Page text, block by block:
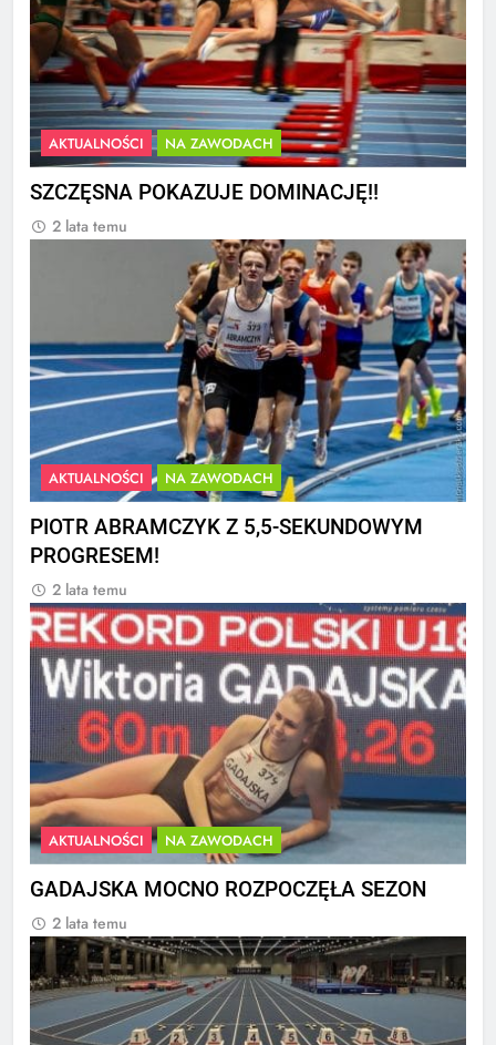
AKTUALNOŚCI NA ZAWODACH
SZCZĘSNA POKAZUJE DOMINACJĘ!!
2 lata temu
AKTUALNOŚCI NA ZAWODACH
PIOTR ABRAMCZYK Z 5,5-SEKUNDOWYM
PROGRESEM!
2 lata temu
AKTUALNOŚCI NA ZAWODACH
GADAJSKA MOCNO ROZPOCZĘŁA SEZON
2 lata temu